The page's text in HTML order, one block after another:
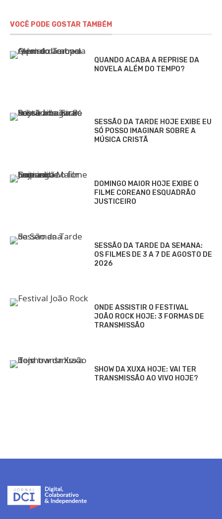
VOCÊ PODE GOSTAR TAMBÉM
QUANDO ACABA A REPRISE DA
NOVELA ALÉM DO TEMPO?
SESSÃO DA TARDE HOJE EXIBE EU
SÓ POSSO IMAGINAR SOBRE A
MÚSICA CRISTÃ
DOMINGO MAIOR HOJE EXIBE O
FILME COREANO ESQUADRÃO
JUSTICEIRO
SESSÃO DA TARDE DA SEMANA:
OS FILMES DE 3 A 7 DE AGOSTO DE
2026
ONDE ASSISTIR O FESTIVAL
JOÃO ROCK HOJE: 3 FORMAS DE
TRANSMISSÃO
SHOW DA XUXA HOJE: VAI TER
TRANSMISSÃO AO VIVO HOJE?